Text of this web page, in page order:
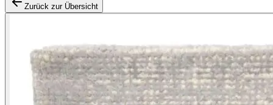
Zurück zur Übersicht